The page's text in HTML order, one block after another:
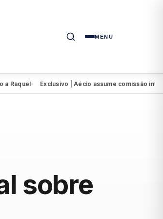
MENU
● Exclusivo | Aécio assume comissão
sobre